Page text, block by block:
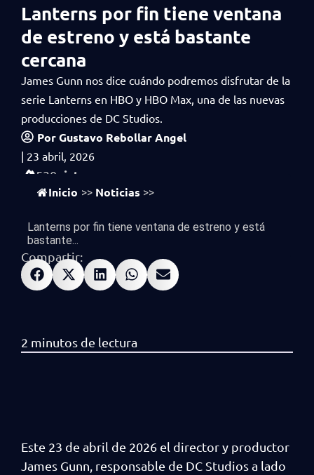
Lanterns por fin tiene ventana
de estreno y está bastante
cercana
James Gunn nos dice cuándo podremos disfrutar de la
serie Lanterns en HBO y HBO Max, una de las nuevas
producciones de DC Studios.
PorGustavo Rebollar Angel
| 23 abril, 2026
530 vistas
Inicio >> Noticias >>
Lanterns por fin tiene ventana de estreno y está
bastante...
Compartir:
Este 23 de abril de 2026 el director y productor
James Gunn, responsable de DC Studios a lado